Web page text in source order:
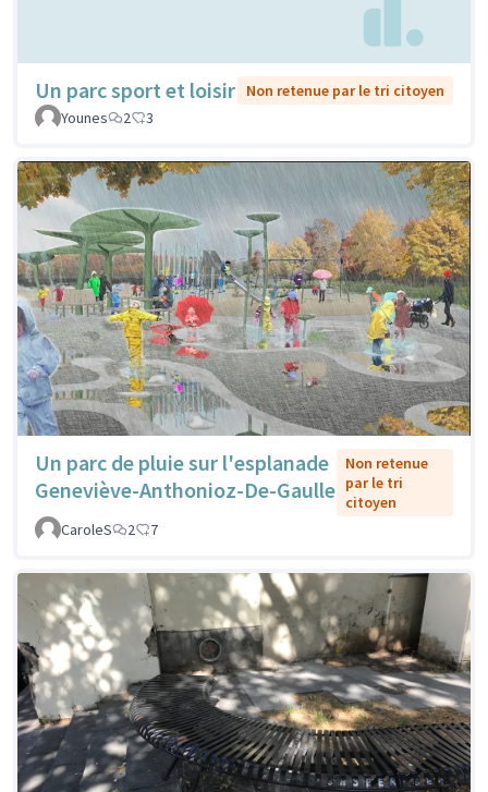
Un parc sport et loisir
Non retenue par le tri citoyen
Younes
2 3
Un parc de pluie sur l'esplanade
Geneviève-Anthonioz-De-Gaulle
Non retenue
par le tri
citoyen
CaroleS
2 7